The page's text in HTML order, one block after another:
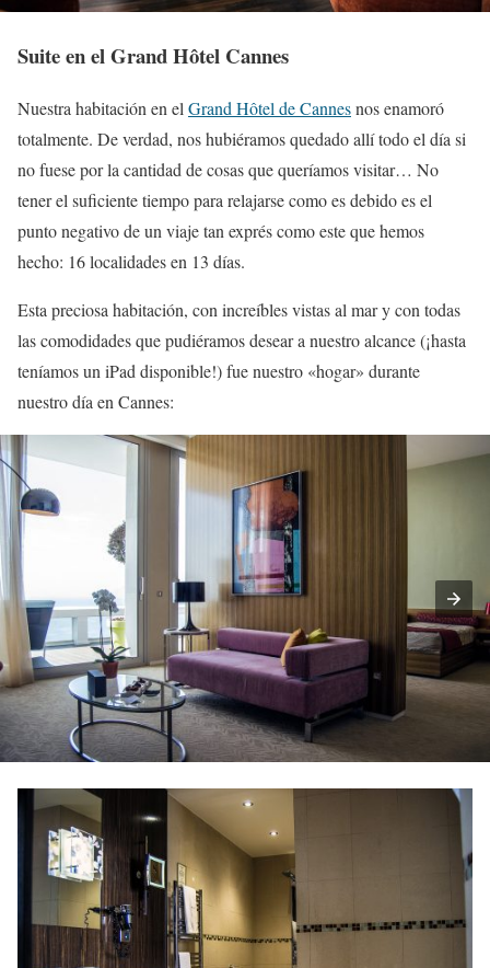
Suite en el Grand Hôtel Cannes
Nuestra habitación en elGrand Hôtel de Cannesnos enamoró
totalmente. De verdad, nos hubiéramos quedado allí todo el día si
no fuese por la cantidad de cosas que queríamos visitar… No
tener el suficiente tiempo para relajarse como es debido es el
punto negativo de un viaje tan exprés como este que hemos
hecho: 16 localidades en 13 días.
Esta preciosa habitación, con increíbles vistas al mar y con todas
las comodidades que pudiéramos desear a nuestro alcance (¡hasta
teníamos un iPad disponible!) fue nuestro «hogar» durante
nuestro día en Cannes: